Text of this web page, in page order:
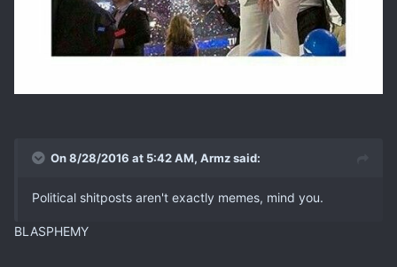
On 8/28/2016 at 5:42 AM, Armz said:
Political shitposts aren't exactly memes, mind you.
BLASPHEMY